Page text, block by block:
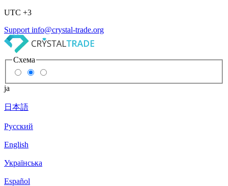
UTC +3
Support info@crystal-trade.org
Схема
ja
日本語
Русский
English
Українська
Español